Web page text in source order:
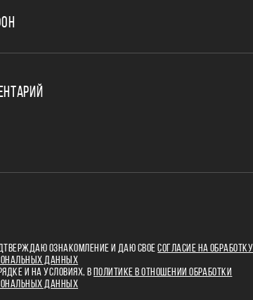
ОЗНАКОМЛЕНИЕ И ДАЮ СВОЕСОГЛАСИЕ НА ОБРАБОТКУ
ДАННЫХ
И НА УСЛОВИЯХ, В
ПОЛИТИКЕ В ОТНОШЕНИИ ОБРАБОТКИ
ДАННЫХ